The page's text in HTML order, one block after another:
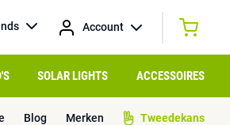
Account
SOLAR LIGHTS ACCESSOIRES
Blog Merken Tweedekans